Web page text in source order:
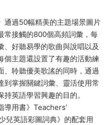
通過50幅精美的主題場景圖片
常接觸的800個高頻詞彙，每
、好聽易學的歌曲與說唱以及
個主題還設置了有趣的活動練
、聆聽優美歌謠的同時，通過
到掌握關鍵詞彙、靈活使用常
英語學習興趣的目的。
導用書》Teachers’
兒英語彩圖詞典》的配套用